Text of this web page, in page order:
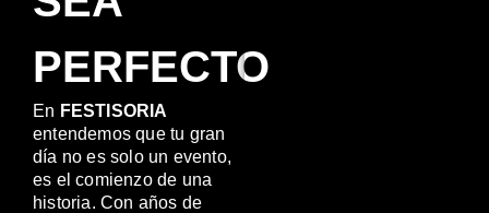
PERFECTO
En FESTISORIA
entendemos que tu gran
día no es solo un evento,
es el comienzo de una
historia. Con años de